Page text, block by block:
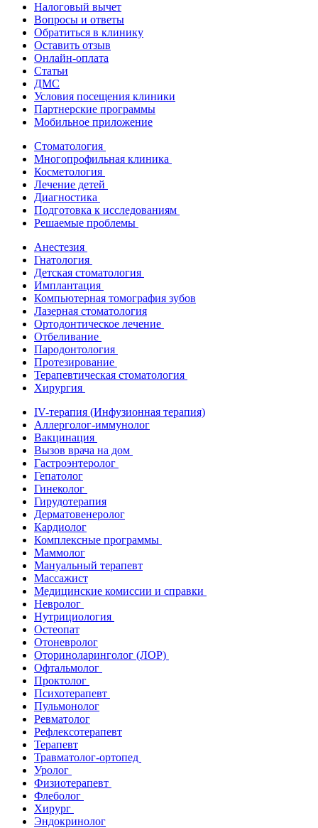
Налоговый вычет
Вопросы и ответы
Обратиться в клинику
Оставить отзыв
Онлайн-оплата
Статьи
ДМС
Условия посещения клиники
Партнерские программы
Мобильное приложение
Стоматология
Многопрофильная клиника
Косметология
Лечение детей
Диагностика
Подготовка к исследованиям
Решаемые проблемы
Анестезия
Гнатология
Детская стоматология
Имплантация
Компьютерная томография зубов
Лазерная стоматология
Ортодонтическое лечение
Отбеливание
Пародонтология
Протезирование
Терапевтическая стоматология
Хирургия
IV-терапия (Инфузионная терапия)
Аллерголог-иммунолог
Вакцинация
Вызов врача на дом
Гастроэнтеролог
Гепатолог
Гинеколог
Гирудотерапия
Дерматовенеролог
Кардиолог
Комплексные программы
Маммолог
Мануальный терапевт
Массажист
Медицинские комиссии и справки
Невролог
Нутрициология
Остеопат
Отоневролог
Оториноларинголог (ЛОР)
Офтальмолог
Проктолог
Психотерапевт
Пульмонолог
Ревматолог
Рефлексотерапевт
Терапевт
Травматолог-ортопед
Уролог
Физиотерапевт
Флеболог
Хирург
Эндокринолог